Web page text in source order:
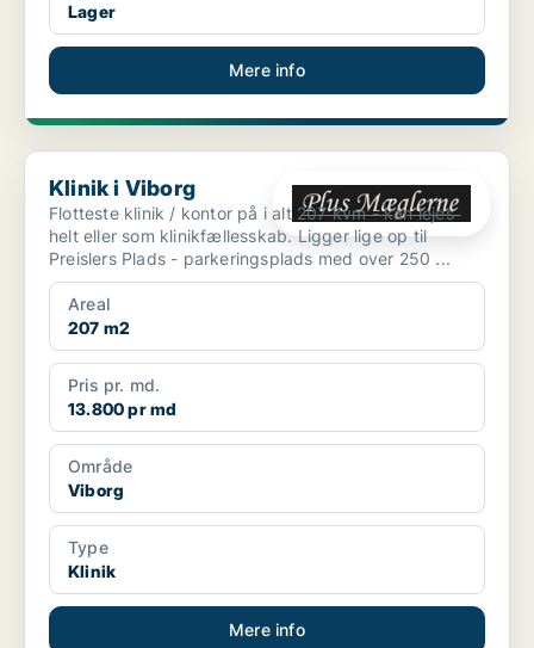
Lager
Mere info
Klinik i Viborg
Klinik i Viborg
Flotteste klinik / kontor på i alt 207 kvm - kan lejes
helt eller som klinikfællesskab. Ligger lige op til
Preislers Plads - parkeringsplads med over 250 ...
Areal
207 m2
Pris pr. md.
13.800 pr md
Område
Viborg
Type
Klinik
Mere info